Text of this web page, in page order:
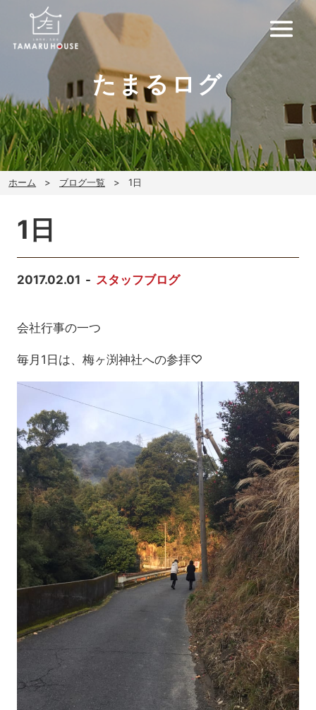
たまるログ
ホーム ブログ一覧 1日
1日
2017.02.01 スタッフブログ
会社行事の一つ
毎月1日は、梅ヶ渕神社への参拝♡